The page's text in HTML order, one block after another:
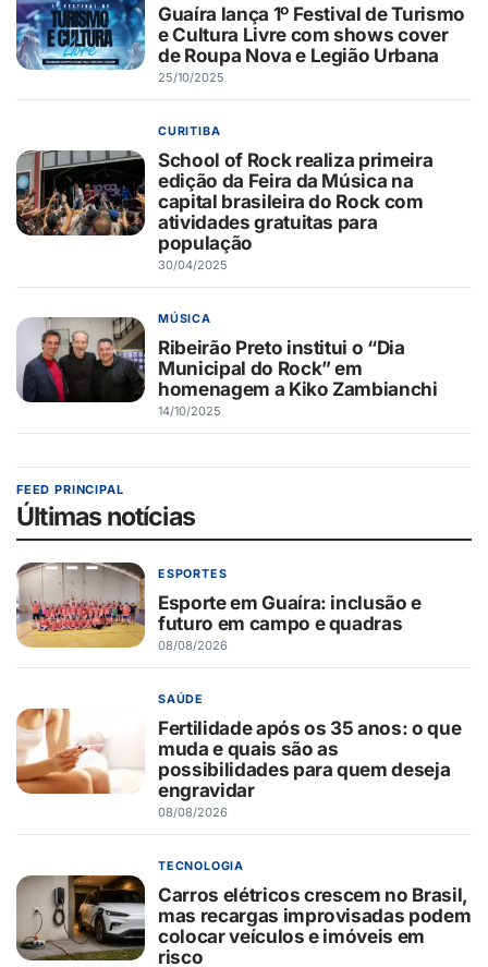
Guaíra lança 1º Festival de Turismo
e Cultura Livre com shows cover
de Roupa Nova e Legião Urbana
25/10/2025
CURITIBA
School of Rock realiza primeira
edição da Feira da Música na
capital brasileira do Rock com
atividades gratuitas para
população
30/04/2025
MÚSICA
Ribeirão Preto institui o “Dia
Municipal do Rock” em
homenagem a Kiko Zambianchi
14/10/2025
FEED PRINCIPAL
Últimas notícias
ESPORTES
Esporte em Guaíra: inclusão e
futuro em campo e quadras
08/08/2026
SAÚDE
Fertilidade após os 35 anos: o que
muda e quais são as
possibilidades para quem deseja
engravidar
08/08/2026
TECNOLOGIA
Carros elétricos crescem no Brasil,
mas recargas improvisadas podem
colocar veículos e imóveis em
risco